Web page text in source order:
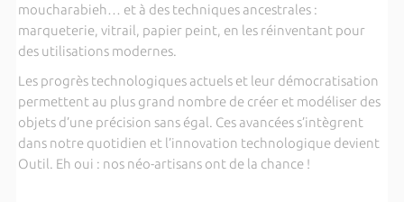
moucharabieh… et à des techniques ancestrales :
marqueterie, vitrail, papier peint, en les réinventant pour
des utilisations modernes.
Les progrès technologiques actuels et leur démocratisation
permettent au plus grand nombre de créer et modéliser des
objets d’une précision sans égal. Ces avancées s’intègrent
dans notre quotidien et l’innovation technologique devient
Outil. Eh oui : nos néo-artisans ont de la chance !